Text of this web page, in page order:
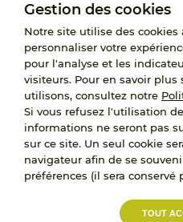
Gestion des cookies
Notre site utilise des
personnaliser votre
pour l'analyse et les
visiteurs. Pour en savoir plus
utilisons, consultez notre
Si vous refusez l'utilisation
informations ne seront pas
sur ce site. Un seul cookie
navigateur afin de se
préférences (il sera conservé
TOUT
Le Groupement d’Intérêt Public
janvier 2023, a pour objet
119, d’accompagnement des
demandes d’accès aux origines
Protégée est également un
l’ensemble des professionnels,
politique publique à travers le
nationaux.
L’État, les
service de la